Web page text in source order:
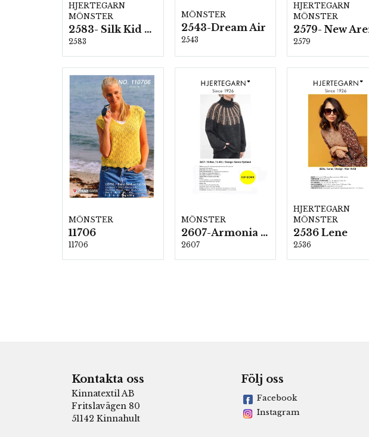
HJERTEGARN
MÖNSTER
2583- Silk Kid Mohair
2583
MÖNSTER
2543-Dream Air
2543
HJERTEGARN
MÖNSTER
2579
MÖNSTER
11706
11706
MÖNSTER
2607-Armonia och Alpaca 400
2607
HJERTEGARN
MÖNSTER
2536 Lene
2536
Kontakta oss
Kinnatextil AB
Fritslavägen 80
51142 Kinnahult
Följ oss
Facebook
Instagram